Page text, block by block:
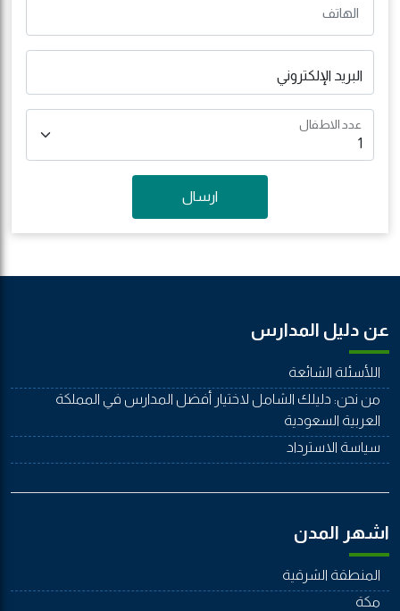
البريد الإلكتروني
عدد الاطفال
ارسال
عن دليل المدارس
اللأسئلة الشائعة
من نحن: دليلك الشامل لاختيار أفضل المدارس في المملكة
العربية السعودية
سياسة الاسترداد
اشهر المدن
المنطقة الشرقية
مكة